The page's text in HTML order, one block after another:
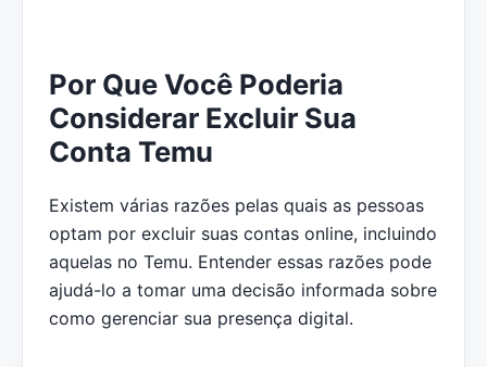
Por Que Você Poderia
Considerar Excluir Sua
Conta Temu
Existem várias razões pelas quais as pessoas
optam por excluir suas contas online, incluindo
aquelas no Temu. Entender essas razões pode
ajudá-lo a tomar uma decisão informada sobre
como gerenciar sua presença digital.